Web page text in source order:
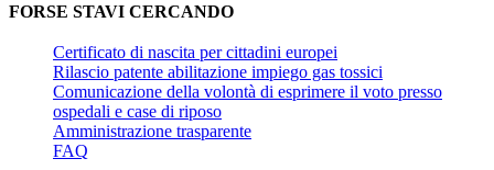
FORSE STAVI CERCANDO
Certificato di nascita per cittadini europei
Rilascio patente abilitazione impiego gas tossici
Comunicazione della volontà di esprimere il voto presso
ospedali e case di riposo
Amministrazione trasparente
FAQ